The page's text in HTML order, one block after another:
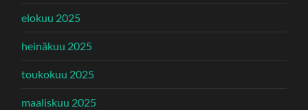
elokuu 2025
heinäkuu 2025
toukokuu 2025
maaliskuu 2025